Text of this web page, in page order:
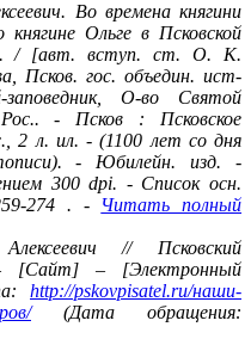
. Во времена княгини
Ольге в Псковской
/ [авт. вступ. ст. О. К.
Псков. гос. объедин. ист-
О-во Святой
- Псков : Псковское
2 л. ил. - (1100 лет со дня
- Юбилейн. изд. -
300 dpi. - Список осн.
274 . - Читать полный
// Псковский
[Сайт] – [Электронный
http://pskovpisatel.ru/наши-
(Дата обращения: